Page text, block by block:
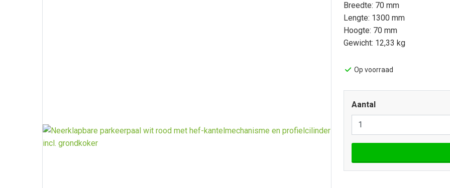
Breedte: 70 mm
Lengte: 1300 mm
Hoogte: 70 mm
Gewicht: 12,33 kg
Op voorraad
Aantal